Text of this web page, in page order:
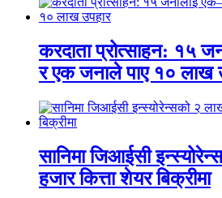
करदाता प्रोत्साहन: १५
र एक जनाले पाए १० लाख
सानिमा जिआईसी
हजार कित्ता शेयर बिक्रीमा